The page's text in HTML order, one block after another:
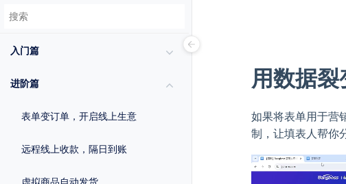
入门篇
进阶篇
表单变订单，开启线上生意
远程线上收款，隔日到账
虚拟商品自动发货
用数据
如果将表单用于营
制，让填表人帮你